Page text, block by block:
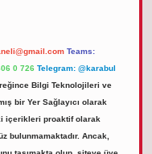
Teams:
0 726 Telegram: @karabul
Bilgi Teknolojileri ve
bir Yer Sağlayıcı olarak
içerikleri proaktif olarak
bulunmamaktadır. Ancak,